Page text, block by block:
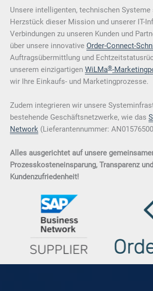
Unsere intelligenten, technischen Systeme
Herzstück dieser Mission und unserer IT-
Verbindungen zu unseren Kunden und
über unsere innovative Order-Connect-
Auftragsübermittlung und
unserem einzigartigen WiLMa®-
wir Ihre Einkaufs- und Marketingprozesse.
Zudem integrieren wir unsere
bestehende Geschäftsnetzwerke, wie das
Network (Lieferantennummer:
Alles ausgerichtet auf unsere
Prozesskosteneinsparung, Transparenz und
Kundenzufriedenheit!